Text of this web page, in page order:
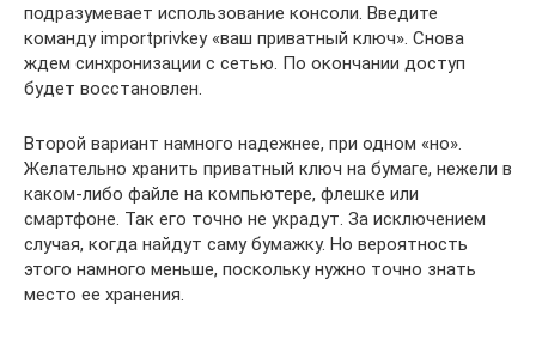
подразумевает использование консоли. Введите
команду importprivkey «ваш приватный ключ». Снова
ждем синхронизации с сетью. По окончании доступ
будет восстановлен.
Второй вариант намного надежнее, при одном «но».
Желательно хранить приватный ключ на бумаге, нежели в
каком-либо файле на компьютере, флешке или
смартфоне. Так его точно не украдут. За исключением
случая, когда найдут саму бумажку. Но вероятность
этого намного меньше, поскольку нужно точно знать
место ее хранения.